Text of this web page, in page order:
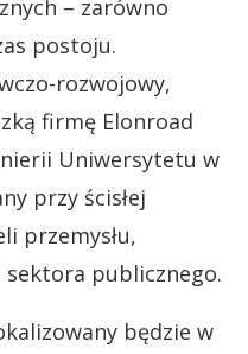
– zarówno
postoju.
rozwojowy,
firmę Elonroad
Uniwersytetu w
przy ścisłej
przemysłu,
publicznego.
będzie w